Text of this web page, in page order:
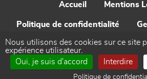
Accueil Mentions
Politique de confidentialité
Contact
Réalisé par WEB
Nous utilisons des cookies sur ce site
expérience utilisateur.
Oui, je suis d'accord
Interdire
Politique de